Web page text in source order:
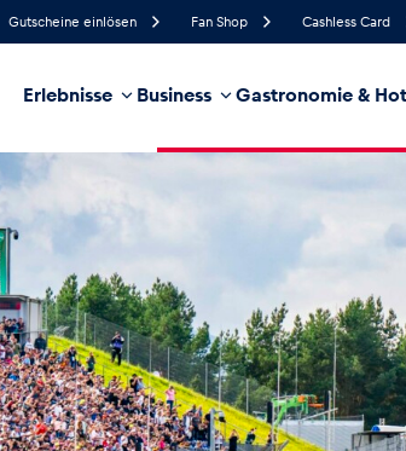
Gutscheine einlösen Fan Shop Cashless Card
Erlebnisse Business Gastronomie &